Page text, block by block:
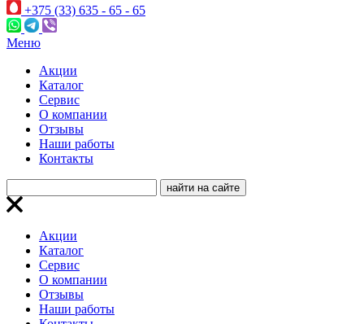
+375 (33) 635 - 65 - 65
Меню
Акции
Каталог
Сервис
О компании
Отзывы
Наши работы
Контакты
Акции
Каталог
Сервис
О компании
Отзывы
Наши работы